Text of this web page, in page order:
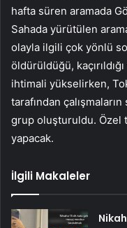
hafta süren aramada
Sahada yürütülen
olayla ilgili çok yönlü
öldürüldüğü,
ihtimali yükselirken,
tarafından
grup oluşturuldu. Özel
yapacak.
İlgili Makaleler